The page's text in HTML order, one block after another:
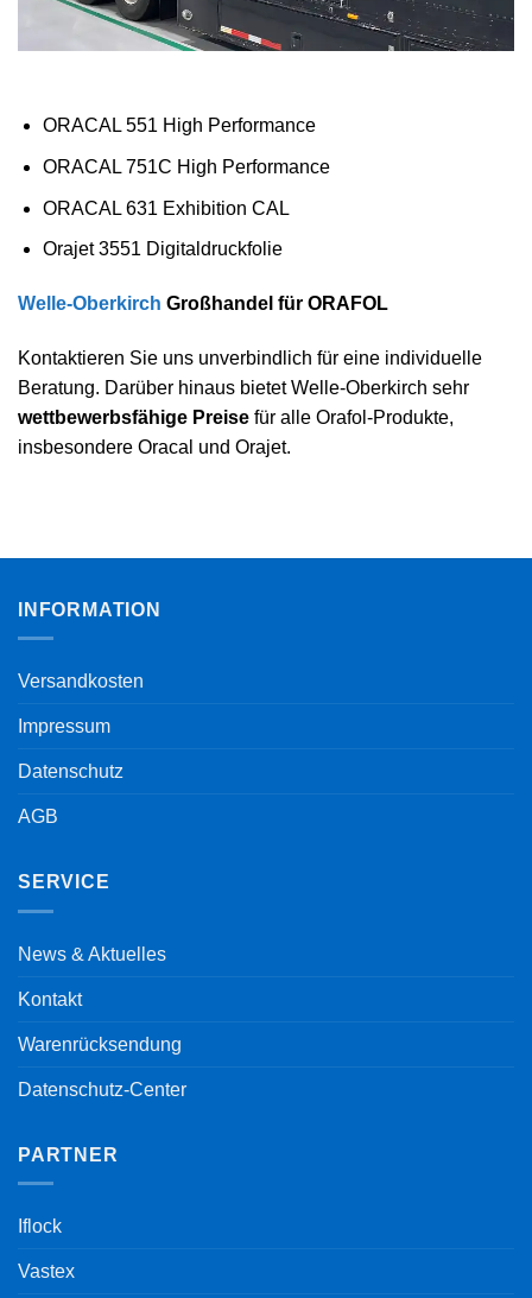
ORACAL 551 High Performance
ORACAL 751C High Performance
ORACAL 631 Exhibition CAL
Orajet 3551 Digitaldruckfolie
Welle-Oberkirch Großhandel für ORAFOL
Kontaktieren Sie uns unverbindlich für eine individuelle
Beratung. Darüber hinaus bietet Welle-Oberkirch sehr
wettbewerbsfähige Preise für alle Orafol-Produkte,
insbesondere Oracal und Orajet.
INFORMATION
Versandkosten
Impressum
Datenschutz
AGB
SERVICE
News & Aktuelles
Kontakt
Warenrücksendung
Datenschutz-Center
PARTNER
Iflock
Vastex